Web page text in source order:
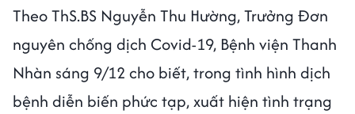
Theo ThS.BS Nguyễn Thu Hường, Trưởng Đơn
nguyên chống dịch Covid-19, Bệnh viện Thanh
Nhàn sáng 9/12 cho biết, trong tình hình dịch
bệnh diễn biến phức tạp, xuất hiện tình trạng